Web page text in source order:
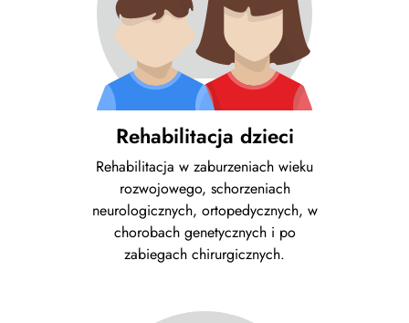
Rehabilitacja dzieci
Rehabilitacja w zaburzeniach wieku
rozwojowego, schorzeniach
neurologicznych, ortopedycznych, w
chorobach genetycznych i po
zabiegach chirurgicznych.